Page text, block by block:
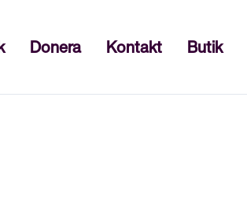
Donera Kontakt Butik